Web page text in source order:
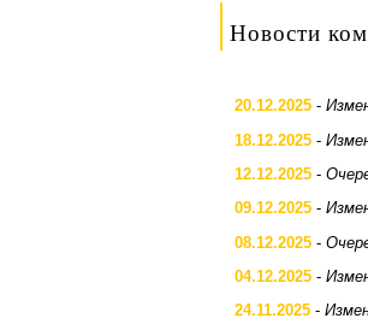
Новости
20.12.2025 -
18.12.2025 -
12.12.2025 -
09.12.2025 -
08.12.2025 -
04.12.2025 -
24.11.2025 -